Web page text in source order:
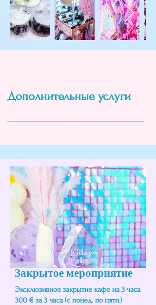
Дополнительные услуги
Закрытое мероприятие
Эксклюзивное закрытие кафе на 3 часа
300 € за 3 часа (с понед. по пятн.)